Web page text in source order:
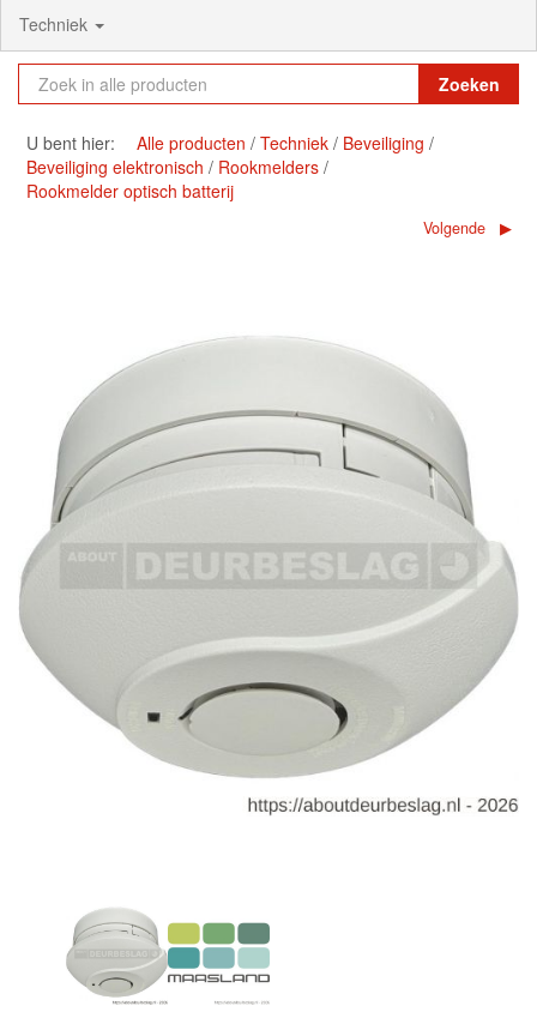
Techniek
Zoeken
U bent hier: Alle producten Techniek
Beveiliging
Beveiliging elektronisch
Rookmelders
Rookmelder optisch batterij
Volgende